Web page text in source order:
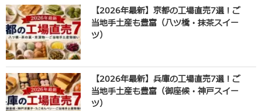
【2026年最新】京都の工場直売7選！ご
当地手土産も豊富（八ツ橋・抹茶スイー
ツ）
【2026年最新】兵庫の工場直売7選！ご
当地手土産も豊富（御座候・神戸スイー
ツ）